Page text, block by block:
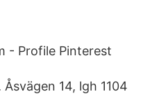
- Profile Pinterest
14, lgh 1104